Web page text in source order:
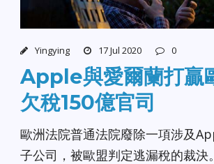
Yingying 17 Jul 2020 0
Apple與愛爾蘭打贏
欠稅150億官司
歐洲法院普通法院廢除一項涉及
子公司，被歐盟判定逃漏稅的裁決